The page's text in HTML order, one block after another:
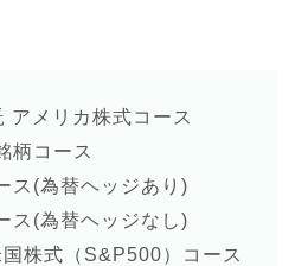
アメリカ株式コース
柄コース
ス(為替ヘッジあり)
ス(為替ヘッジなし)
株式（S&P500）コース